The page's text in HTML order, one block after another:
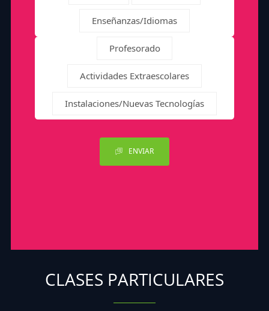
Enseñanzas/Idiomas
Profesorado
Actividades Extraescolares
Instalaciones/Nuevas Tecnologías
ENVIAR
CLASES PARTICULARES